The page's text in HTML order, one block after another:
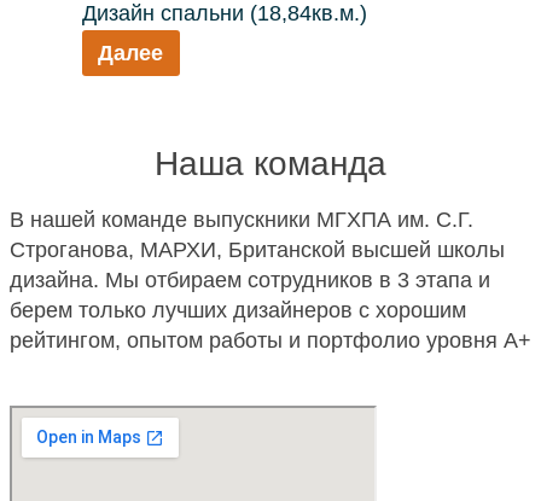
Дизайн спальни (18,84кв.м.)
Далее
Наша команда
В нашей команде выпускники МГХПА им. С.Г.
Строганова, МАРХИ, Британской высшей школы
дизайна. Мы отбираем сотрудников в 3 этапа и
берем только лучших дизайнеров с хорошим
рейтингом, опытом работы и портфолио уровня A+